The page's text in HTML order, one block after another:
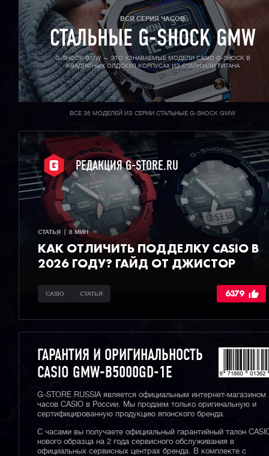
ВСЯ СЕРИЯ ЧАСОВ
СТАЛЬНЫЕ G-SHOCK GMW
G-SHOCK GMW — ЭТО УЗНАВАЕМЫЕ МОДЕЛИ CASIO G-SHOCK В
КВАДРАТНЫХ ОЛДСКУЛ КОРПУСАХ ИЗ СТАЛИ ИЛИ ТИТАНА
ВСЕ 36 МОДЕЛЕЙ ИЗ СЕРИИ СТАЛЬНЫЕ G-SHOCK GMW
РЕДАКЦИЯ G-STORE.RU
СТАТЬЯ  |  8 МИН
КАК ОТЛИЧИТЬ ПОДДЕЛКУ CASIO В
2026 ГОДУ? ГАЙД ОТ ДЖИСТОР
CASIO СТАТЬЯ 6379
ГАРАНТИЯ И ОРИГИНАЛЬНОСТЬ
CASIO GMW-B5000GD-1E
G-STORE RUSSIA является официальным интернет-магазином
часов CASIO в России. Мы продаем только оригинальную и
сертифицированную продукцию японского бренда.
С часами вы получаете официальный гарантийный талон
нового образца на 2 года сервисного обслуживания в
официальных сервисных центрах бренда. В комплекте с